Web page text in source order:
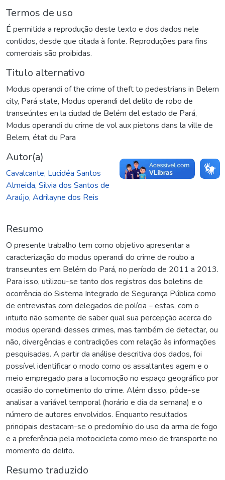
Termos de uso
É permitida a reprodução deste texto e dos dados nele
contidos, desde que citada à fonte. Reproduções para fins
comerciais são proibidas.
Titulo alternativo
Modus operandi of the crime of theft to pedestrians in Belem
city, Pará state, Modus operandi del delito de robo de
transeúntes en la ciudad de Belém del estado de Pará,
Modus operandi du crime de vol aux pietons dans la ville de
Belem, état du Para
Autor(a)
Cavalcante, Lucidéa Santos
Almeida, Silvia dos Santos de
Araújo, Adrilayne dos Reis
Resumo
O presente trabalho tem como objetivo apresentar a
caracterização do modus operandi do crime de roubo a
transeuntes em Belém do Pará, no período de 2011 a 2013.
Para isso, utilizou-se tanto dos registros dos boletins de
ocorrência do Sistema Integrado de Segurança Pública como
de entrevistas com delegados de polícia – estas, com o
intuito não somente de saber qual sua percepção acerca do
modus operandi desses crimes, mas também de detectar, ou
não, divergências e contradições com relação às informações
pesquisadas. A partir da análise descritiva dos dados, foi
possível identificar o modo como os assaltantes agem e o
meio empregado para a locomoção no espaço geográfico por
ocasião do cometimento do crime. Além disso, pôde-se
analisar a variável temporal (horário e dia da semana) e o
número de autores envolvidos. Enquanto resultados
principais destacam-se o predomínio do uso da arma de fogo
e a preferência pela motocicleta como meio de transporte no
momento do delito.
Resumo traduzido